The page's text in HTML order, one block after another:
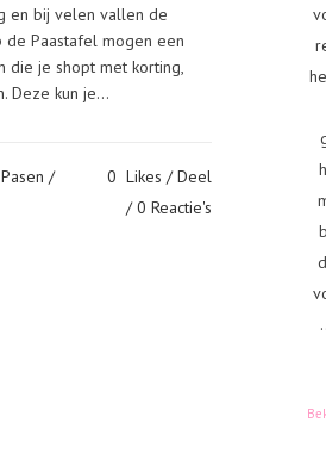
en bij velen vallen de
de Paastafel mogen een
die je shopt met korting,
Deze kun je...
Pasen /
0 Likes
Deel
0 Reactie's